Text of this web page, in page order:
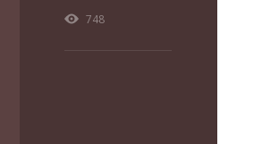
748